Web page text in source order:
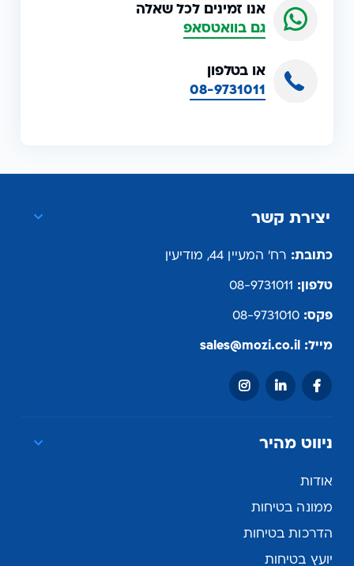
אנו זמינים לכל שאלה
גם בוואטסאפ
או בטלפון
08-9731011
יצירת קשר
כתובת: רח' המעיין 44, מודיעין
טלפון: 08-9731011
פקס: 08-9731010
מייל: sales@mozi.co.il
ניווט מהיר
אודות
ממונה בטיחות
הדרכות בטיחות
יועץ בטיחות